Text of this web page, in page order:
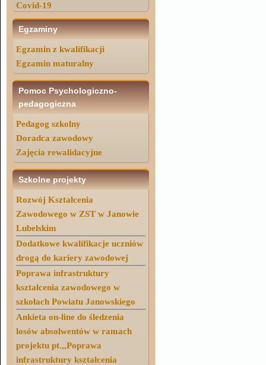
Covid-19
Egzaminy
Egzamin z kwalifikacji
Egzamin maturalny
Pomoc Psychologiczno-
pedagogiczna
Pedagog szkolny
Doradca zawodowy
Zajęcia rewalidacyjne
Szkolne projekty
Rozwój Kształcenia
Zawodowego w ZST w Janowie
Lubelskim
Dodatkowe kwalifikacje uczniów
drogą do kariery zawodowej
Poprawa infrastruktury
kształcenia zawodowego w
szkołach Powiatu Janowskiego
Ankieta on-line do śledzenia
losów absolwentów w ramach
projektu pt.,,Poprawa
infrastruktury kształcenia